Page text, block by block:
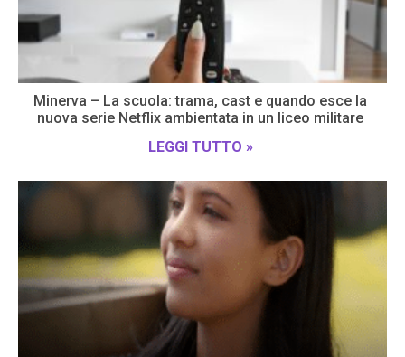
Minerva – La scuola: trama, cast e quando esce la
nuova serie Netflix ambientata in un liceo militare
LEGGI TUTTO »